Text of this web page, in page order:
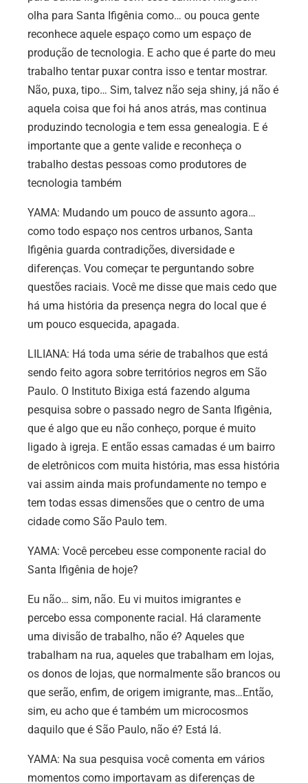
olha para Santa Ifigênia como… ou pouca gente
reconhece aquele espaço como um espaço de
produção de tecnologia. E acho que é parte do meu
trabalho tentar puxar contra isso e tentar mostrar.
Não, puxa, tipo… Sim, talvez não seja shiny, já não é
aquela coisa que foi há anos atrás, mas continua
produzindo tecnologia e tem essa genealogia. E é
importante que a gente valide e reconheça o
trabalho destas pessoas como produtores de
tecnologia também
YAMA: Mudando um pouco de assunto agora…
como todo espaço nos centros urbanos, Santa
Ifigênia guarda contradições, diversidade e
diferenças. Vou começar te perguntando sobre
questões raciais. Você me disse que mais cedo que
há uma história da presença negra do local que é
um pouco esquecida, apagada.
LILIANA: Há toda uma série de trabalhos que está
sendo feito agora sobre territórios negros em São
Paulo. O Instituto Bixiga está fazendo alguma
pesquisa sobre o passado negro de Santa Ifigênia,
que é algo que eu não conheço, porque é muito
ligado à igreja. E então essas camadas é um bairro
de eletrônicos com muita história, mas essa história
vai assim ainda mais profundamente no tempo e
tem todas essas dimensões que o centro de uma
cidade como São Paulo tem.
YAMA: Você percebeu esse componente racial do
Santa Ifigênia de hoje?
Eu não… sim, não. Eu vi muitos imigrantes e
percebo essa componente racial. Há claramente
uma divisão de trabalho, não é? Aqueles que
trabalham na rua, aqueles que trabalham em lojas,
os donos de lojas, que normalmente são brancos ou
que serão, enfim, de origem imigrante, mas…Então,
sim, eu acho que é também um microcosmos
daquilo que é São Paulo, não é? Está lá.
YAMA: Na sua pesquisa você comenta em vários
momentos como importavam as diferenças de